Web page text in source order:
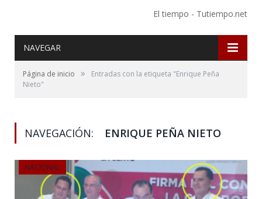
El tiempo - Tutiempo.net
NAVEGAR
Página de inicio »
Entradas con la etiqueta "Enrique Peña
Nieto"
NAVEGACIÓN: ENRIQUE PEÑA NIETO
NACIONAL